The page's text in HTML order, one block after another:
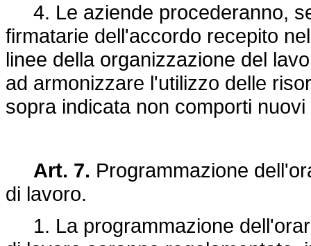
4. Le aziende procederanno,
firmatarie dell'accordo recepito
linee della organizzazione del
ad armonizzare l'utilizzo delle
sopra indicata non comporti
Art. 7. Programmazione
di lavoro.
1. La programmazione